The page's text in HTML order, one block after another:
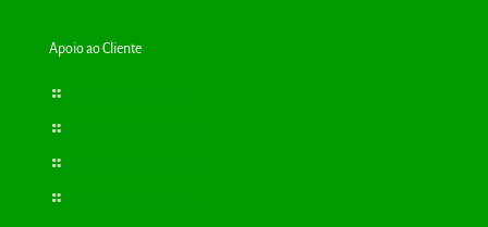
Apoio ao Cliente